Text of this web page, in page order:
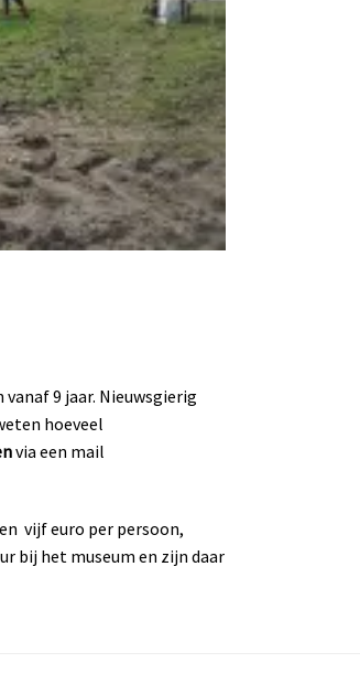
9 jaar. Nieuwsgierig
hoeveel
via een mail
vijf euro per persoon,
bij het museum en zijn daar